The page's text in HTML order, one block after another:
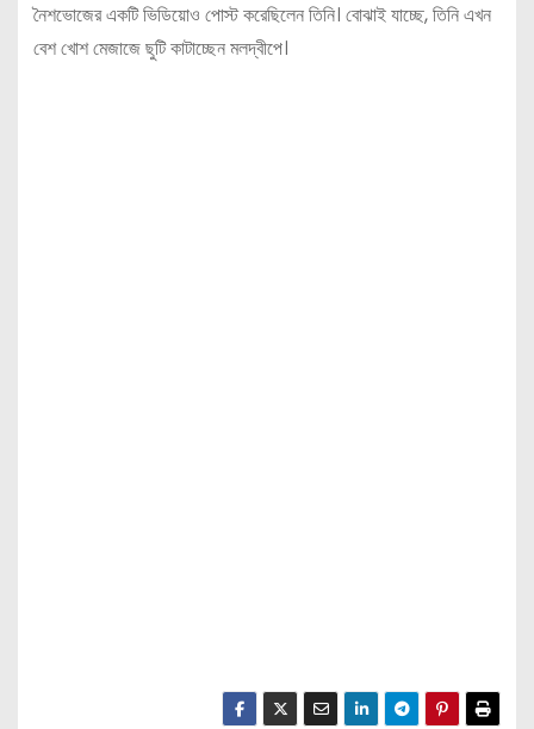
নৈশভোজের একটি ভিডিয়োও পোস্ট করেছিলেন তিনি। বোঝাই যাচ্ছে, তিনি এখন
বেশ খোশ মেজাজে ছুটি কাটাচ্ছেন মলদ্বীপে।